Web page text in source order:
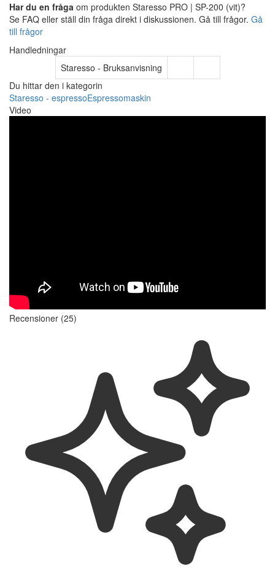
Har du en fråga om produkten Staresso PRO | SP-200 (vit)?
Se FAQ eller ställ din fråga direkt i diskussionen. Gå till frågor. Gå
till frågor
Handledningar
Staresso - Bruksanvisning
Du hittar den i kategorin
Staresso - espressoEspressomaskin
Video
Recensioner (25)